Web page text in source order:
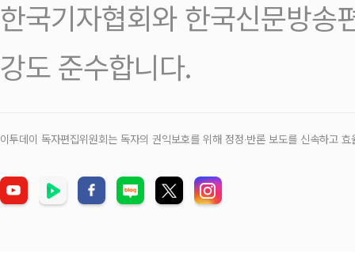
한국기자협회와 한국신문방송
강도 준수합니다.
이투데이 독자편집위원회는 독자의 권익보호를 위해 정정‧반론 보도를 신속하고